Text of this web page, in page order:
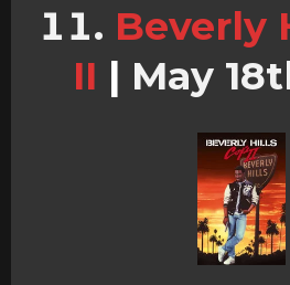
Beverly
II | May